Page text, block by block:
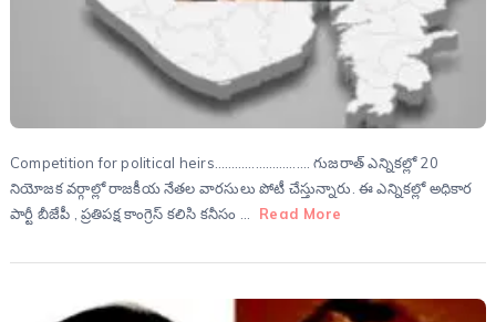
Competition for political heirs………………………. గుజరాత్ ఎన్నికల్లో 20
నియోజక వర్గాల్లో రాజకీయ నేతల వారసులు పోటీ చేస్తున్నారు. ఈ ఎన్నికల్లో అధికార
పార్టీ బీజేపీ , ప్రతిపక్ష కాంగ్రెస్ కలిసి కనీసం …
Read More